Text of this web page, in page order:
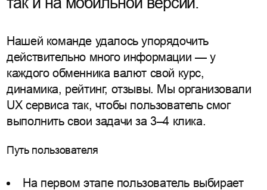
Нашей команде удалось упорядочить
действительно много информации — у
каждого обменника валют свой курс,
динамика, рейтинг, отзывы. Мы организовали
UX сервиса так, чтобы пользователь смог
выполнить свои задачи за 3–4 клика.
Путь пользователя
На первом этапе пользователь выбирает